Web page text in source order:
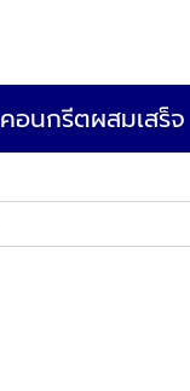
คอนกรีตผสมเสร็